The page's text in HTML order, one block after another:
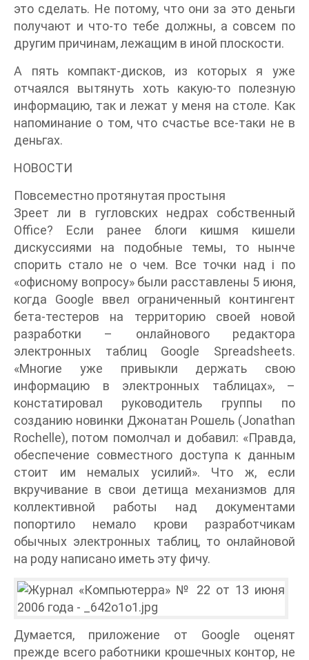
это сделать. Не потому, что они за это деньги
получают и что-то тебе должны, а совсем по
другим причинам, лежащим в иной плоскости.
А пять компакт-дисков, из которых я уже
отчаялся вытянуть хоть какую-то полезную
информацию, так и лежат у меня на столе. Как
напоминание о том, что счастье все-таки не в
деньгах.
НОВОСТИ
Повсеместно протянутая простыня
Зреет ли в гугловских недрах собственный
Office? Если ранее блоги кишмя кишели
дискуссиями на подобные темы, то нынче
спорить стало не о чем. Все точки над i по
«офисному вопросу» были расставлены 5 июня,
когда Google ввел ограниченный контингент
бета-тестеров на территорию своей новой
разработки – онлайнового редактора
электронных таблиц Google Spreadsheets.
«Многие уже привыкли держать свою
информацию в электронных таблицах», –
констатировал руководитель группы по
созданию новинки Джонатан Рошель (Jonathan
Rochelle), потом помолчал и добавил: «Правда,
обеспечение совместного доступа к данным
стоит им немалых усилий». Что ж, если
вкручивание в свои детища механизмов для
коллективной работы над документами
попортило немало крови разработчикам
обычных электронных таблиц, то онлайновой
на роду написано иметь эту фичу.
Думается, приложение от Google оценят
прежде всего работники крошечных контор, не